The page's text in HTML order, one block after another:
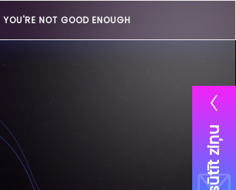
YOU'RE NOT GOOD ENOUGH
Nosūtīt ziņu